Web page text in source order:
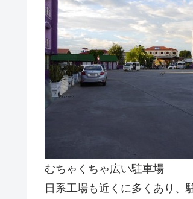
むちゃくちゃ広い駐車場
日系工場も近くに多くあり、